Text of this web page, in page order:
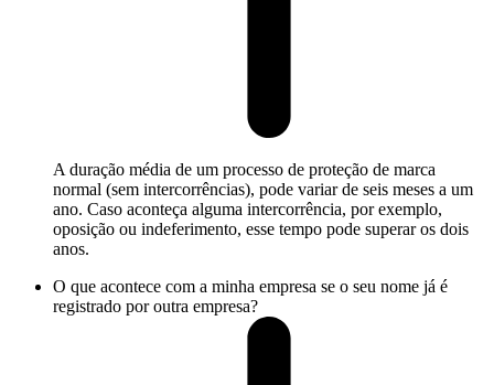
A duração média de um processo de proteção de marca
normal (sem intercorrências), pode variar de seis meses a um
ano. Caso aconteça alguma intercorrência, por exemplo,
oposição ou indeferimento, esse tempo pode superar os dois
anos.
O que acontece com a minha empresa se o seu nome já é
registrado por outra empresa?